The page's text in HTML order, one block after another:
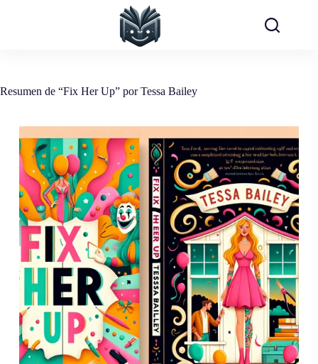
Resumen de “Fix Her Up” por Tessa Bailey